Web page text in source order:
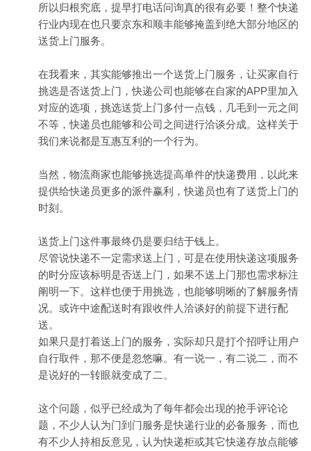
所以归根究底，提早打电话问询真的很有必要！整个快递
行业内现在也只要京东和顺丰能够掩盖到绝大部分地区的
送货上门服务。
在我看来，其实能够推出一个送货上门服务，让买家自行
挑选是否送货上门，快递公司也能够在自家的APP里加入
对应的选项，挑选送货上门多付一点钱，几毛到一元之间
不等，快递员也能够和公司之间进行洽谈分成。这样关于
我们来说都是互惠互利的一个行为。
当然，物流商家也能够挑选提高单件的快递费用，以此来
提供给快递员更多的派件赢利，快递员也有了送货上门的
时刻。
送货上门这件事最终仍是要归结于钱上。
尽管说快递不一定需求送上门，可是在使用快递这项服务
的时分应该标明是否送上门，如果不送上门那也需求标注
阐明一下。这样也便于用挑选，也能够明晰的了解服务情
况。或许中途配送时有跟收件人洽谈好的前提下进行配
送。
如果只是打着送上门的服务，实际却只是打个招呼让用户
自行取件，那不便是忽悠嘛。有一说一，有二说二，而不
是说好的一转眼就变成了二。
这个问题，似乎已经成为了每年都会出现的抢手评论论
题，不少人认为门到门服务是快递行业的必备服务，而也
有不少人持相反意见，认为快递柜或其它快递存放点能够